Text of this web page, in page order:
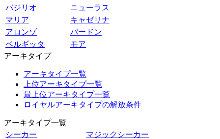
バジリオ
ニューラス
マリア
キャゼリナ
アロンゾ
バードン
ベルギッタ
モア
アーキタイプ
アーキタイプ一覧
上位アーキタイプ一覧
最上位アーキタイプ一覧
ロイヤルアーキタイプの解放条件
アーキタイプ一覧
シーカー
マジックシーカー